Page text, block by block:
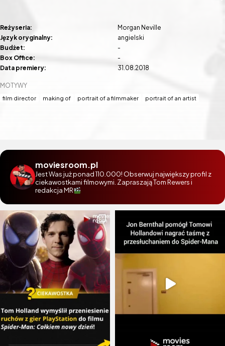
MOTYWY
film director making of portrait of a filmmaker portrait of an artist
Reżyseria:
Morgan Neville
Język oryginalny:
angielski
Budżet:
-
Box Office:
-
Data premiery:
31.08.2018
moviesroom.pl
Jest Was już ponad 110.000! Obserwuj największy profil z
ciekawostkami filmowymi. Zapraszają Tom Rewers i
redakcja MR